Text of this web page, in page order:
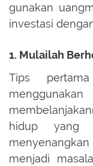
gunakan
investasi
1. Mulailah
Tips
hidup yang
menjadi